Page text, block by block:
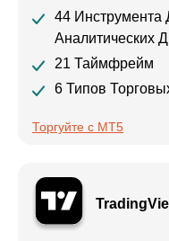
44 Инструмента
Аналитических
21 Таймфрейм
6 Типов
Торгуйте с MT5